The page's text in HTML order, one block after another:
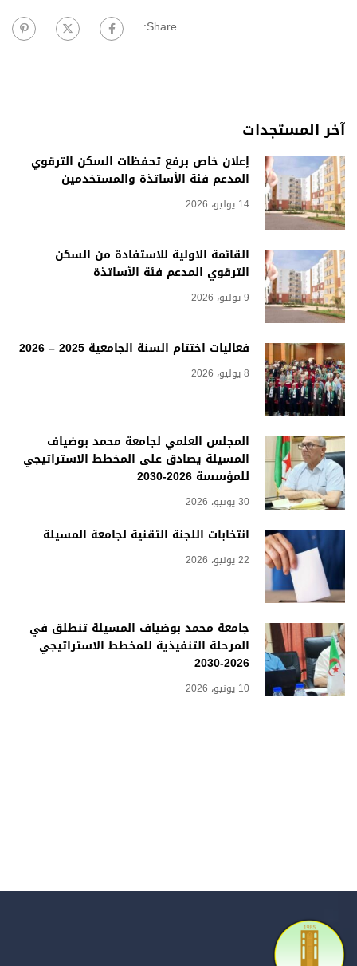
Share:
آخر المستجدات
إعلان خاص برفع تحفظات السكن الترقوي
المدعم فئة الأساتذة والمستخدمين
14 يوليو، 2026
القائمة الأولية للاستفادة من السكن
الترقوي المدعم فئة الأساتذة
9 يوليو، 2026
فعاليات اختتام السنة الجامعية 2025 – 2026
8 يوليو، 2026
المجلس العلمي لجامعة محمد بوضياف
المسيلة يصادق على المخطط الاستراتيجي
للمؤسسة 2026-2030
30 يونيو، 2026
انتخابات اللجنة التقنية لجامعة المسيلة
22 يونيو، 2026
جامعة محمد بوضياف المسيلة تنطلق في
المرحلة التنفيذية للمخطط الاستراتيجي
2026-2030
10 يونيو، 2026